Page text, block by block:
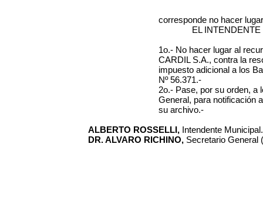
corresponde no hacer
EL
1o.- No hacer lugar al
CARDIL S.A., contra la
impuesto adicional a los
Nº 56.371.-
2o.- Pase, por su orden, a
General, para notificación
su archivo.-
ALBERTO ROSSELLI, Intendente
DR. ALVARO RICHINO, Secretario General